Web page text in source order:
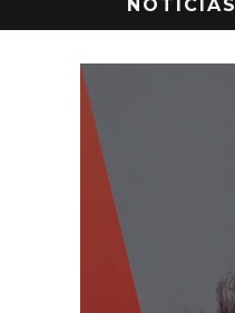
NOTICIAS